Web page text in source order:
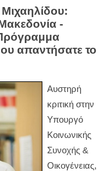
-
απαντήσατε το
Αυστηρή
κριτική στην
Υπουργό
Κοινωνικής
Συνοχής &
Οικογένειας,